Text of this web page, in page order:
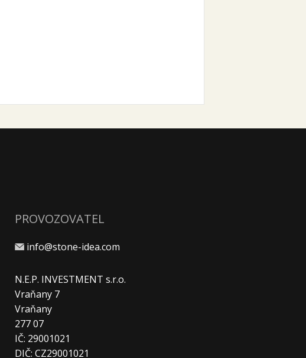
PROVOZOVATEL
info@stone-idea.com
N.E.P. INVESTMENT s.r.o.
Vraňany 7
Vraňany
277 07
IČ: 29001021
DIČ: CZ29001021